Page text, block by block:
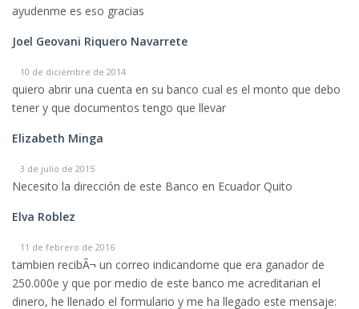
ayudenme es eso gracias
Joel Geovani Riquero Navarrete
10 de diciembre de 2014
quiero abrir una cuenta en su banco cual es el monto que debo
tener y que documentos tengo que llevar
Elizabeth Minga
3 de julio de 2015
Necesito la dirección de este Banco en Ecuador Quito
Elva Roblez
11 de febrero de 2016
tambien recibÃ¬ un correo indicandome que era ganador de
250.000e y que por medio de este banco me acreditarian el
dinero, he llenado el formulario y me ha llegado este mensaje: